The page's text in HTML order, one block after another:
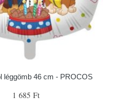
léggömb 46 cm - PROCOS
1 685 Ft